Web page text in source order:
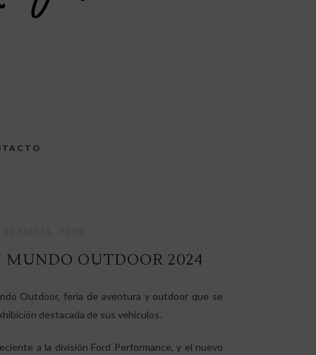
OUTDOOR 2024
Outdoor, feria de aventura y outdoor que se
destacada de sus vehículos.
a la división Ford Performance, y el nuevo